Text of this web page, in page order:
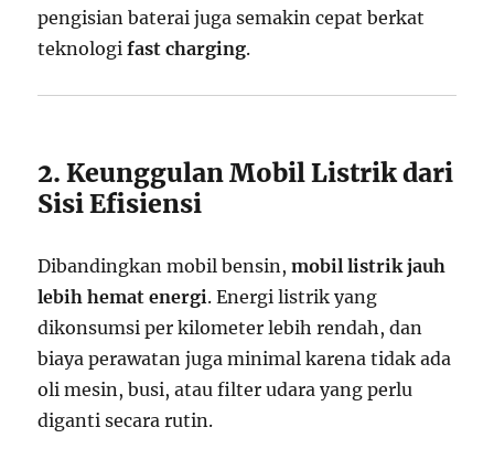
pengisian baterai juga semakin cepat berkat
teknologifast charging.
2. Keunggulan Mobil Listrik dari
Sisi Efisiensi
Dibandingkan mobil bensin,mobil listrik jauh
lebih hemat energi. Energi listrik yang
dikonsumsi per kilometer lebih rendah, dan
biaya perawatan juga minimal karena tidak ada
oli mesin, busi, atau filter udara yang perlu
diganti secara rutin.